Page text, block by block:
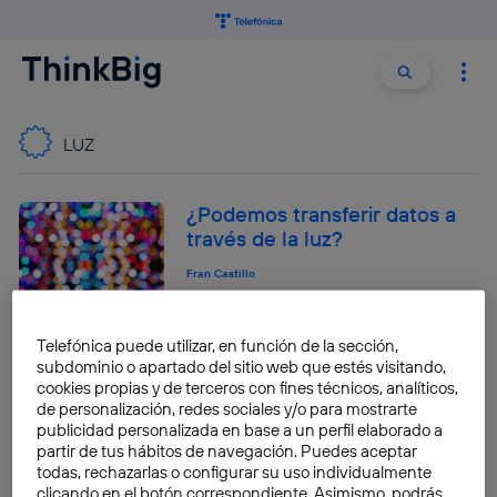
Buscar
LUZ
¿Podemos transferir datos a
través de la luz?
Fran Castillo
Plantas lámpara iluminan la
selva en Perú
Cecilia Vega Hevia
Telefónica puede utilizar, en función de la sección,
subdominio o apartado del sitio web que estés visitando,
cookies propias y de terceros con fines técnicos, analíticos,
de personalización, redes sociales y/o para mostrarte
publicidad personalizada en base a un perfil elaborado a
partir de tus hábitos de navegación. Puedes aceptar
todas, rechazarlas o configurar su uso individualmente
clicando en el botón correspondiente. Asimismo, podrás